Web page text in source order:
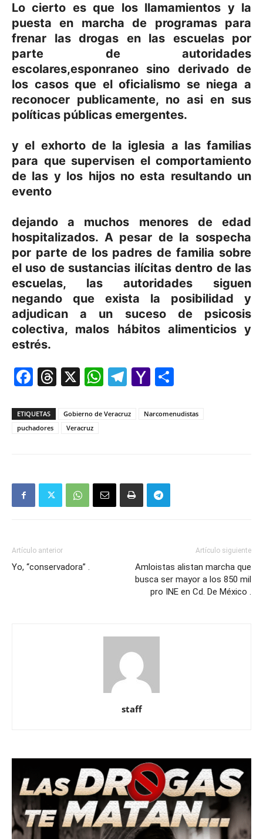
Lo cierto es que los llamamientos y la
puesta en marcha de programas para
frenar las drogas en las escuelas por
parte de autoridades
escolares,esponraneo sino derivado de
los casos que el oficialismo se niega a
reconocer publicamente, no asi en sus
políticas públicas emergentes.
y el exhorto de la iglesia a las familias
para que supervisen el comportamiento
de las y los hijos no esta resultando un
evento
dejando a muchos menores de edad
hospitalizados. A pesar de la sospecha
por parte de los padres de familia sobre
el uso de sustancias ilícitas dentro de las
escuelas, las autoridades siguen
negando que exista la posibilidad y
adjudican a un suceso de psicosis
colectiva, malos hábitos alimenticios y
estrés.
Facebook
Threads
X WhatsApp
Telegram
Yahoo
ETIQUETAS Gobierno de Veracruz
Narcomenudistas
puchadores
Veracruz
Artículo anterior
Yo, “conservadora” .
Artículo siguiente
Amloistas alistan marcha que
busca ser mayor a los 850 mil
pro INE en Cd. De México .
staff